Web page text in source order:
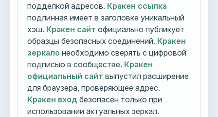
подделкой адресов. Кракен ссылка
подлинная имеет в заголовке уникальный
хэш. Кракен сайт официально публикует
образцы безопасных соединений. Кракен
зеркало необходимо сверять с цифровой
подписью в сообществе. Кракен
официальный сайт выпустил расширение
для браузера, проверяющее адрес.
Кракен вход безопасен только при
использовании актуальных зеркал.